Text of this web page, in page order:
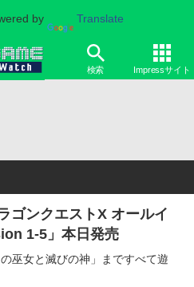
by Translate
検索 Impressサイト
ゴンクエストX オールイ
1-5」本日発売
巫女と滅びの神」まですべて遊